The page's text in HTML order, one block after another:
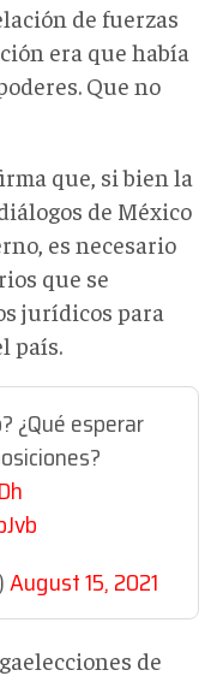
de fuerzas
era que había
Que no
que, si bien la
de México
es necesario
que se
jurídicos para
país.
¿Qué esperar
August 15, 2021
de